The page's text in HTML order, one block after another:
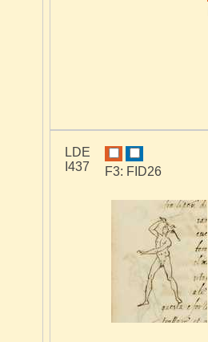
LDE
I437
F3: FID26